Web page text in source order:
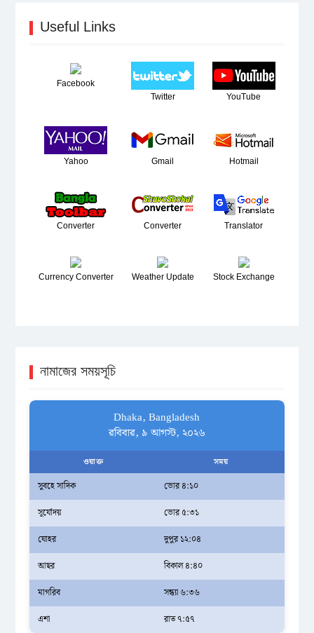
Useful Links
Facebook
Twitter
YouTube
Yahoo Gmail Hotmail
Converter Converter Translator
Currency Converter Weather Update Stock Exchange
নামাজের সময়সূচি
Dhaka, Bangladesh
রবিবার, ৯ আগস্ট, ২০২৬
ওয়াক্ত সময়
সুবহে সাদিক
ভোর ৪:১০
সূর্যোদয়
ভোর ৫:৩১
যোহর
দুপুর ১২:০৪
আছর
বিকাল ৪:৪০
মাগরিব
সন্ধ্যা ৬:৩৬
এশা
রাত ৭:৫৭